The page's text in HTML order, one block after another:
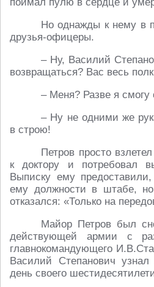
Но однажды к нему в
друзья-офицеры.
– Ну, Василий
возвращаться? Вас весь
– Меня? Разве я смогу
– Ну не одними же
в строю!
Петров просто
к доктору и потребовал
Выписку ему
ему должности в штабе,
отказался: «Только на
Майор Петров был
действующей армии с
главнокомандующего
Василий Степанович
день своего